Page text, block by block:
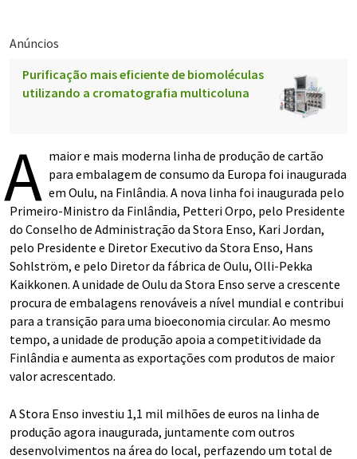
Anúncios
Purificação mais eficiente de biomoléculas
utilizando a cromatografia multicoluna
A maior e mais moderna linha de produção de cartão
para embalagem de consumo da Europa foi inaugurada
em Oulu, na Finlândia. A nova linha foi inaugurada pelo
Primeiro-Ministro da Finlândia, Petteri Orpo, pelo Presidente
do Conselho de Administração da Stora Enso, Kari Jordan,
pelo Presidente e Diretor Executivo da Stora Enso, Hans
Sohlström, e pelo Diretor da fábrica de Oulu, Olli-Pekka
Kaikkonen. A unidade de Oulu da Stora Enso serve a crescente
procura de embalagens renováveis a nível mundial e contribui
para a transição para uma bioeconomia circular. Ao mesmo
tempo, a unidade de produção apoia a competitividade da
Finlândia e aumenta as exportações com produtos de maior
valor acrescentado.
A Stora Enso investiu 1,1 mil milhões de euros na linha de
produção agora inaugurada, juntamente com outros
desenvolvimentos na área do local, perfazendo um total de